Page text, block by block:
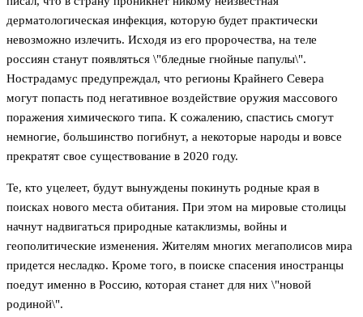
дерматологическая инфекция, которую будет практически
невозможно излечить. Исходя из его пророчества, на теле
россиян станут появляться \"бледные гнойные папулы\".
Нострадамус предупреждал, что регионы Крайнего Севера
могут попасть под негативное воздействие оружия массового
поражения химического типа. К сожалению, спастись смогут
немногие, большинство погибнут, а некоторые народы и вовсе
прекратят свое существование в 2020 году.
Те, кто уцелеет, будут вынуждены покинуть родные края в
поисках нового места обитания. При этом на мировые столицы
начнут надвигаться природные катаклизмы, войны и
геополитические изменения. Жителям многих мегаполисов мира
придется несладко. Кроме того, в поиске спасения иностранцы
поедут именно в Россию, которая станет для них \"новой
родиной\".